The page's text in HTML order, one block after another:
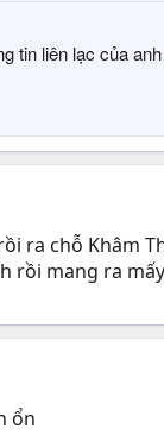
tin liên lạc của
ra chỗ Khâm
rồi mang ra
ổn